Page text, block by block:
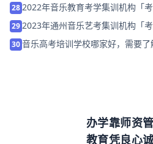
28 2022年音乐教育考学集训机构「考
29 2023年通州音乐艺考集训机构「考
30音乐高考培训学校哪家好，需要
办学靠师资
教育凭良心